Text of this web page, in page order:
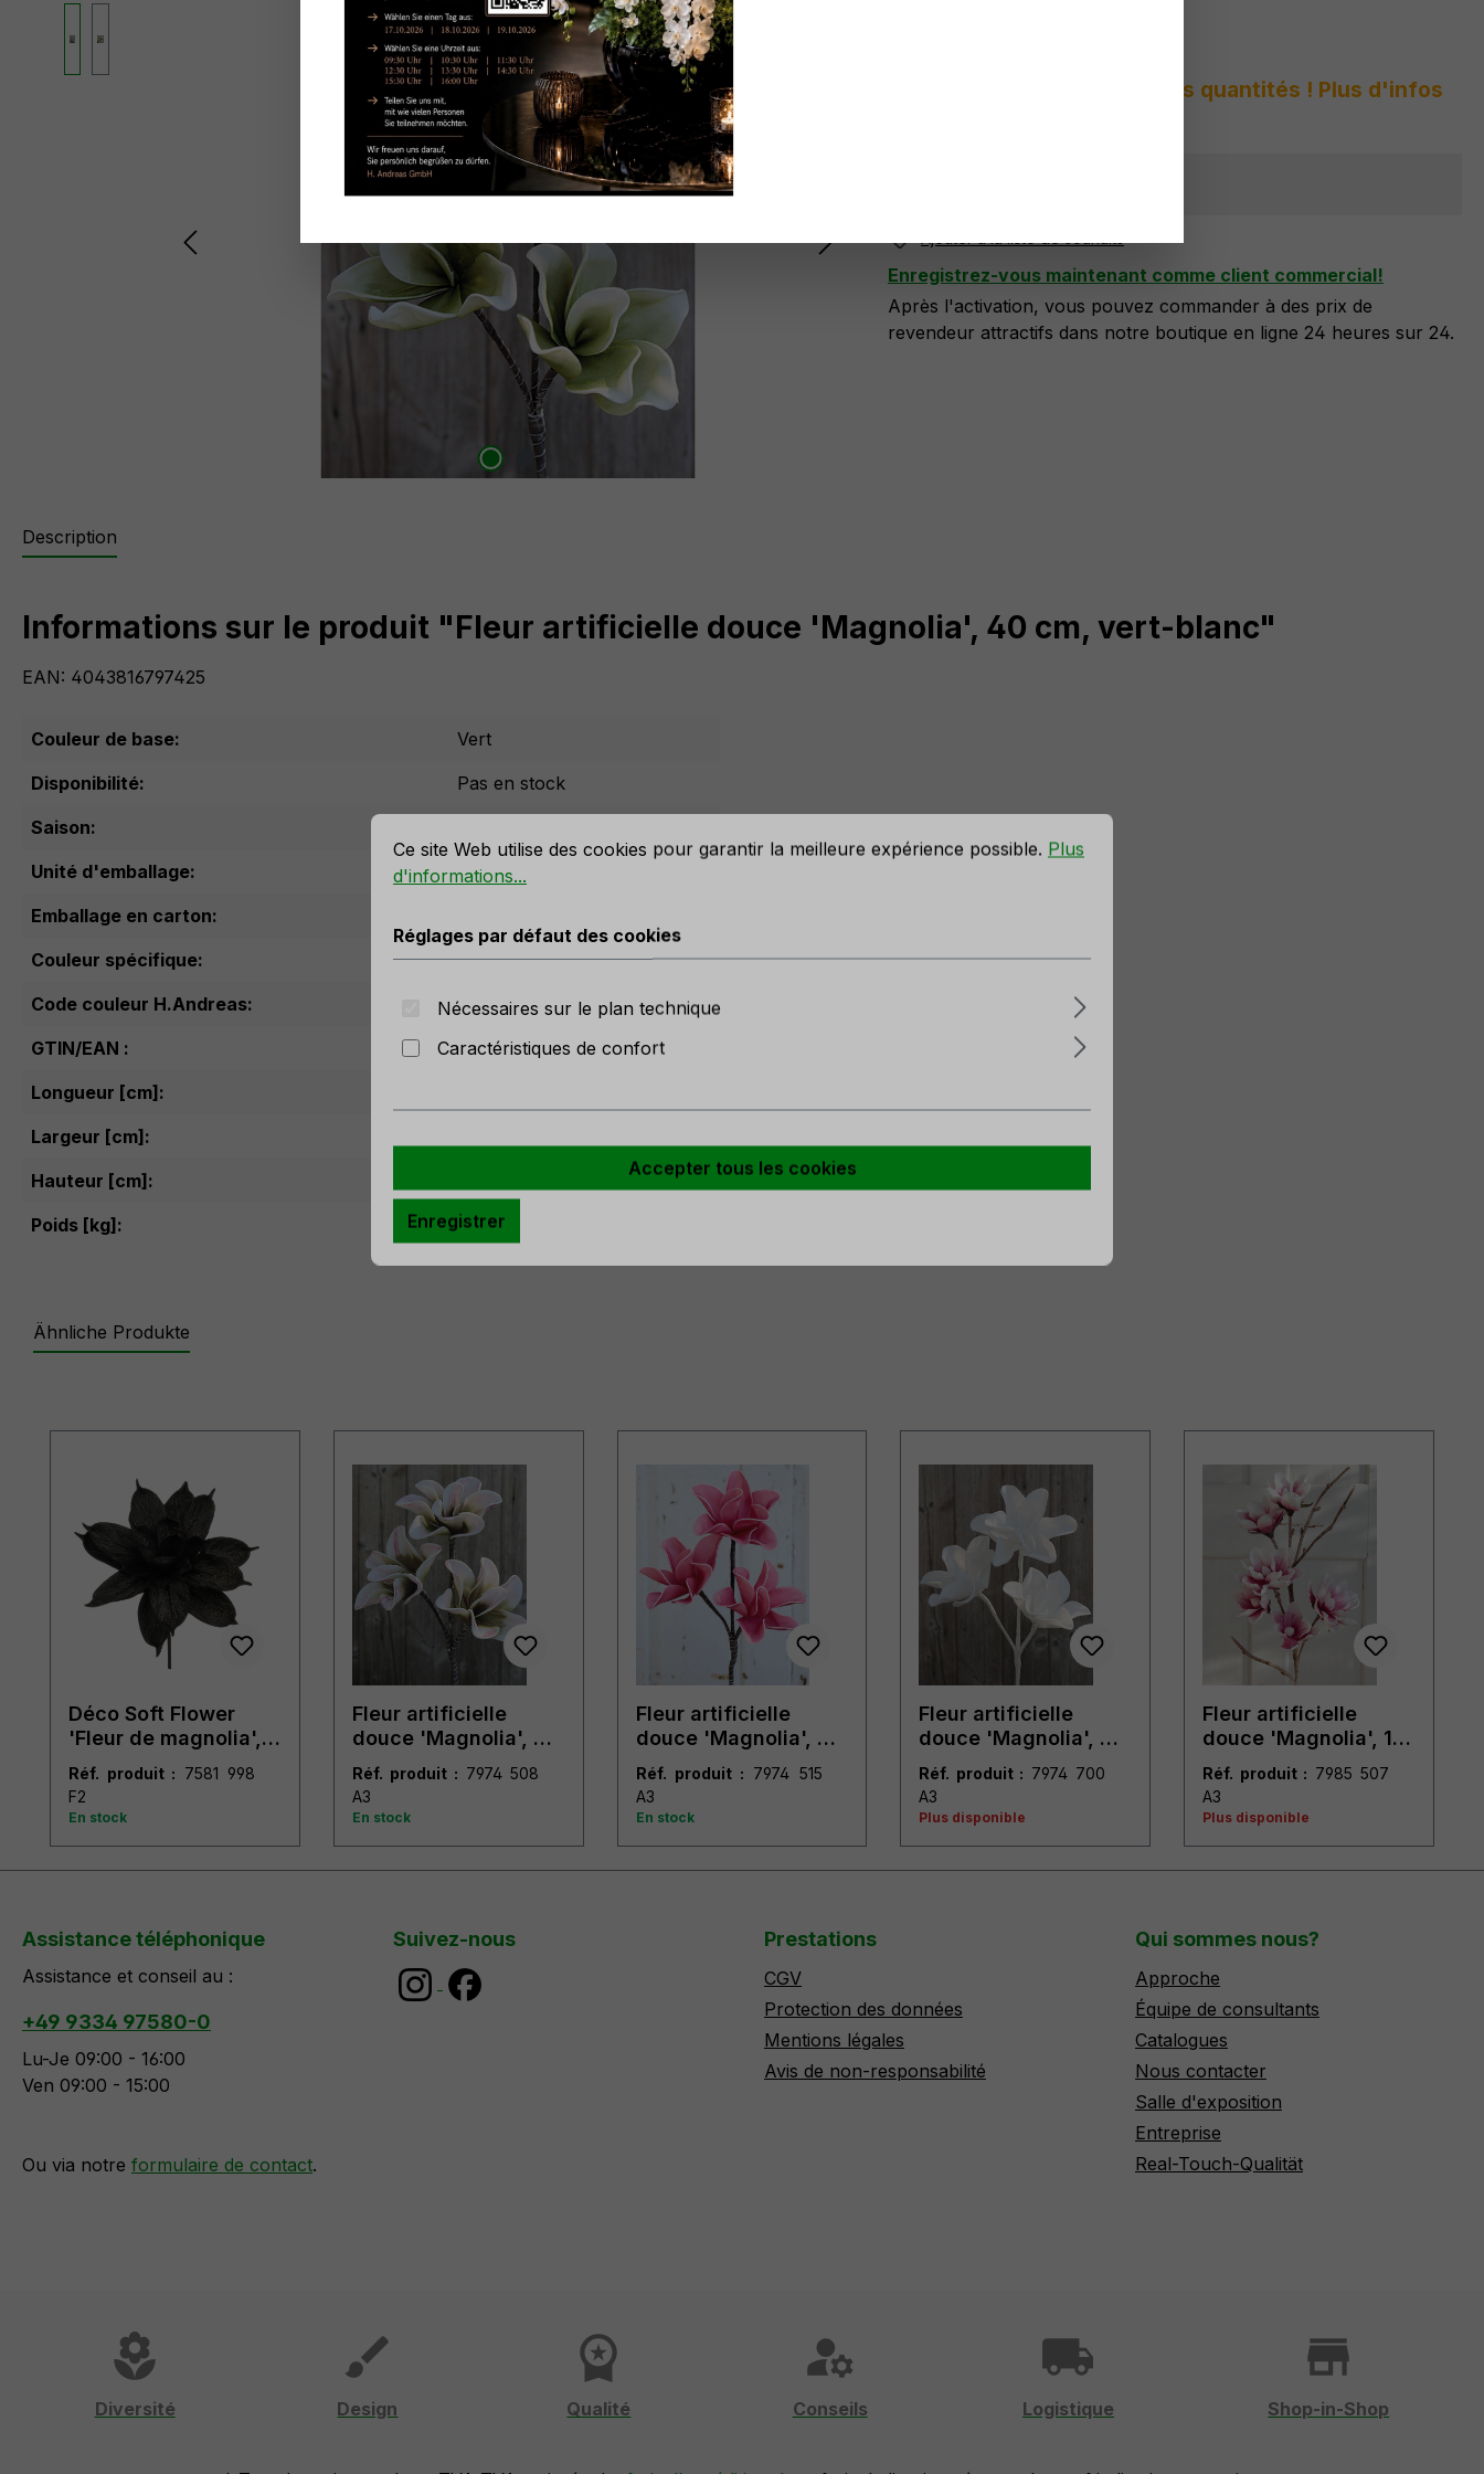
N'ayez pas peur des grandes quantités ! Plus d'infos
Enregistrez-vous maintenant comme client commercial!
Après l'activation, vous pouvez commander à des prix de
revendeur attractifs dans notre boutique en ligne 24 heures sur 24.
Description
Informations sur le produit "Fleur artificielle douce 'Magnolia', 40 cm, vert-blanc"
EAN: 4043816797425
Couleur de base:
Vert
Disponibilité:
Pas en stock
Saison:
Unité d'emballage:
Emballage en carton:
Couleur spécifique:
vert-blanc
Code couleur H.Andreas:
GTIN/EAN :
4043816797425
Longueur [cm]:
Largeur [cm]:
Hauteur [cm]:
Poids [kg]:
0.031
Ähnliche Produkte
Déco Soft Flower
'Fleur de magnolia',
28 cm, noir
Réf. produit :
F2
En stock
Fleur artificielle
douce 'Magnolia', 40
cm, rose-vert
Réf. produit :
A3
En stock
Fleur artificielle
douce 'Magnolia', 40
cm, rose fuchsia
Réf. produit :
A3
En stock
Fleur artificielle
douce 'Magnolia', 40
cm, blanc pur
Réf. produit :
A3
Plus disponible
Fleur artificielle
douce 'Magnolia', 112
cm, rose-blanc
Réf. produit :
A3
Plus disponible
Assistance téléphonique
Assistance et conseil au :
+49 9334 97580-0
Lu-Je 09:00 - 16:00
Ven 09:00 - 15:00
Ou via notre formulaire de contact.
Suivez-nous Prestations
CGV
Protection des données
Mentions légales
Avis de non-responsabilité
Qui sommes nous?
Approche
Équipe de consultants
Catalogues
Nous contacter
Salle d'exposition
Entreprise
Real-Touch-Qualität
local_florist
Diversité
brush
Design
workspace_premium
Qualité
manage_accounts
Conseils
local_shipping
Logistique
store
Shop-in-Shop
Réglages par défaut des cookies
Plus d'informations...
Ce site Web utilise des cookies pour garantir la meilleure expérience possible. Plus
d'informations...
Réglages par défaut des cookies
Nécessaires sur le plan technique
Caractéristiques de confort
Accepter tous les cookies
Enregistrer